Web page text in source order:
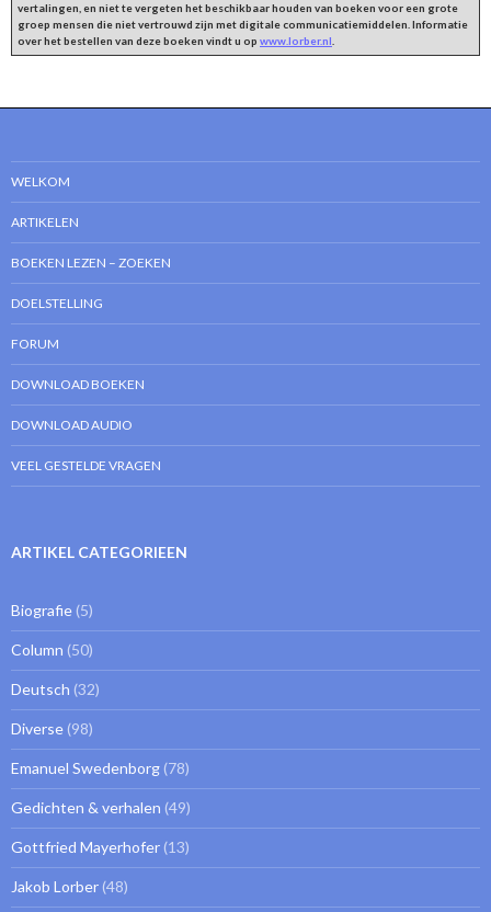
vertalingen, en niet te vergeten het beschikbaar houden van boeken voor een grote
groep mensen die niet vertrouwd zijn met digitale communicatiemiddelen. Informatie
over het bestellen van deze boeken vindt u op www.lorber.nl
WELKOM
ARTIKELEN
BOEKEN LEZEN – ZOEKEN
DOELSTELLING
FORUM
DOWNLOAD BOEKEN
DOWNLOAD AUDIO
VEEL GESTELDE VRAGEN
ARTIKEL CATEGORIEEN
Biografie (5)
Column (50)
Deutsch (32)
Diverse (98)
Emanuel Swedenborg (78)
Gedichten & verhalen (49)
Gottfried Mayerhofer (13)
Jakob Lorber (48)